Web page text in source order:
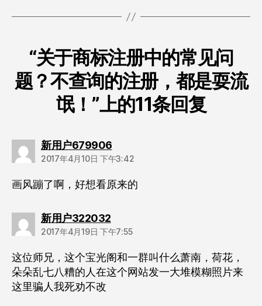
“关于商标注册中的常见问
题？不查询的注册，都是耍流
氓！”上的11条回复
新用户679906说：
2017年4月10日 下午3:42
画风蹦了啊，好想看原来的
新用户322032说：
2017年4月19日 下午7:55
这位师兄，这个宝光阁和一群叫什么萧南，荷花，
朵朵乱七八糟的人在这个网站发一大堆模糊照片来
这里骗人我死劝不改